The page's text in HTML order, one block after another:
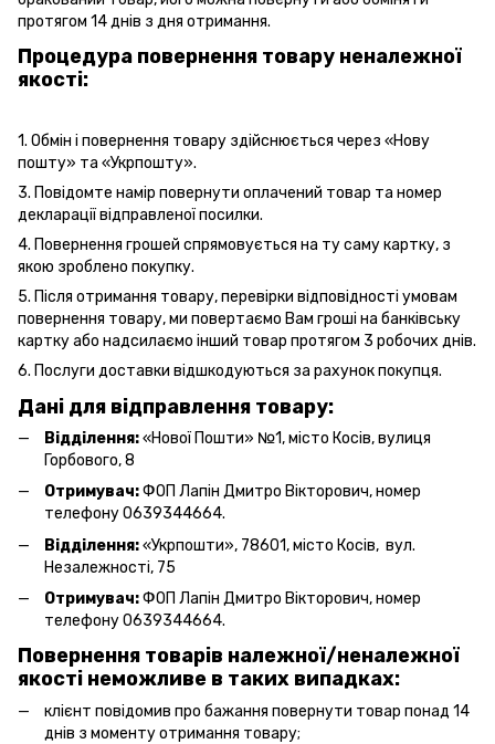
протягом 14 днів з дня отримання.
Процедура повернення товару неналежної
якості:
1. Обмін і повернення товару здійснюється через «Нову
пошту» та «Укрпошту».
3. Повідомте намір повернути оплачений товар та номер
декларації відправленої посилки.
4. Повернення грошей спрямовується на ту саму картку, з
якою зроблено покупку.
5. Після отримання товару, перевірки відповідності умовам
повернення товару, ми повертаємо Вам гроші на банківську
картку або надсилаємо інший товар протягом 3 робочих днів.
6. Послуги доставки відшкодуються за рахунок покупця.
Дані для відправлення товару:
Відділення:«Нової Пошти» №1, місто Косів, вулиця
Горбового, 8
Отримувач:ФОП Лапін Дмитро Вікторович, номер
телефону 0639344664.
Відділення:«Укрпошти», 78601, місто Косів, вул.
Незалежності, 75
Отримувач:ФОП Лапін Дмитро Вікторович, номер
телефону 0639344664.
Повернення товарів належної/неналежної
якості неможливе в таких випадках:
клієнт повідомив про бажання повернути товар понад 14
днів з моменту отримання товару;